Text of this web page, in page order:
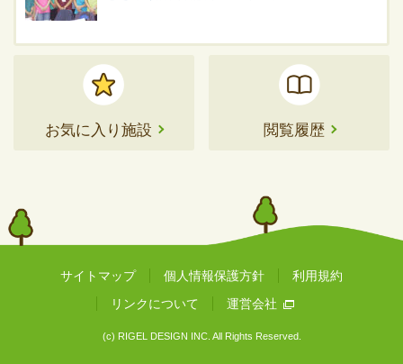
お気に入り施設 閲覧履歴
サイトマップ 個人情報保護方針
利用規約
リンクについて
運営会社
(c) RIGEL DESIGN INC. All Rights Reserved.